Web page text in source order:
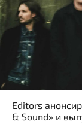
Editors
& Sound» и